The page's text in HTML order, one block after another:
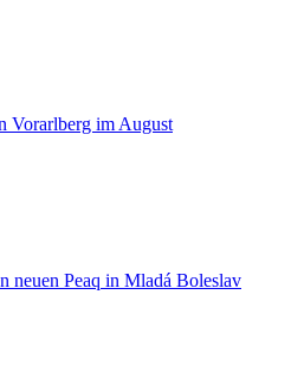
Vorarlberg im August
neuen Peaq in Mladá Boleslav